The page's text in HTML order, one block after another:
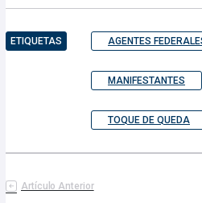
ETIQUETAS AGENTES
MANIFESTANTES
TOQUE DE QUEDA
Artículo Anterior